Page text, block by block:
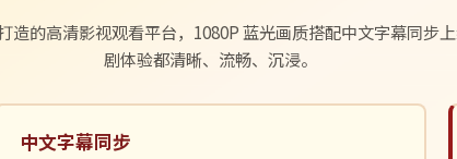
造的高清影视观看平台，1080P 蓝光画质搭配中文字幕同步
剧体验都清晰、流畅、沉浸。
中文字幕同步